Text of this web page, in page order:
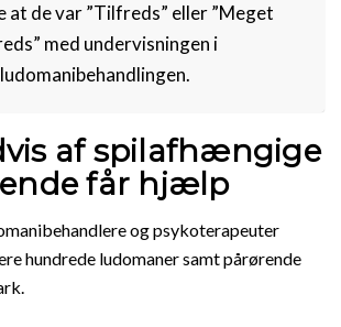
at de var ”Tilfreds” eller ”Meget
med undervisningen i
ludomanibehandlingen.
af spilafhængige
får hjælp
og psykoterapeuter
hundrede ludomaner samt pårørende